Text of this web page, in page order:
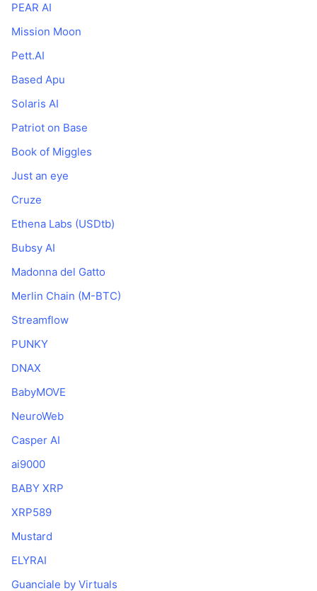
PEAR AI
Mission Moon
Pett.AI
Based Apu
Solaris AI
Patriot on Base
Book of Miggles
Just an eye
Cruze
Ethena Labs (USDtb)
Bubsy AI
Madonna del Gatto
Merlin Chain (M-BTC)
Streamflow
PUNKY
DNAX
BabyMOVE
NeuroWeb
Casper AI
ai9000
BABY XRP
XRP589
Mustard
ELYRAI
Guanciale by Virtuals